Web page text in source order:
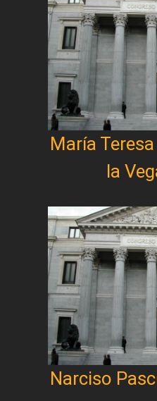
María
la
Narciso